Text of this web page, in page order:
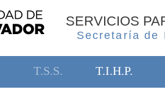
SERVICIOS
Secretaría de
T.S.S. T.I.H.P.